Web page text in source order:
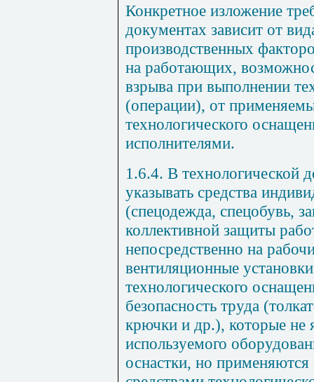
Конкретное изложение
документах зависит от
производственных
на работающих,
взрыва при выполнении
(операции), от
технологического
исполнителями.
1.6.4. В технологической
указывать средства
(спецодежда, спецобувь,
коллективной защиты
непосредственно на
вентиляционные
технологического
безопасность труда
крючки и др.), которые не
используемого
оснастки, но